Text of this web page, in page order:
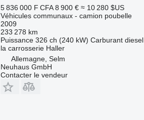
5 836 000 F CFA 8 900 € ≈ 10 280 $US
Véhicules communaux - camion poubelle
2009
233 278 km
Puissance 326 ch (240 kW) Carburant diesel
la carrosserie Haller
Allemagne, Selm
Neuhaus GmbH
Contacter le vendeur